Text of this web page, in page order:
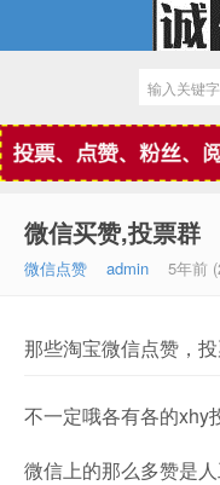
微信点赞
微信买赞,投票群
微信点赞 admin 5年前
那些淘宝微信点赞，
不一定哦各有各的xhy
微信上的那么多赞是